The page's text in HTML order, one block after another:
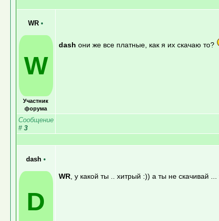
WR •
W
Участник
форума
dash они же все платные, как я их скачаю то?
Сообщение
# 3
dash •
D
WR, у какой ты .. хитрый :)) а ты не скачивай